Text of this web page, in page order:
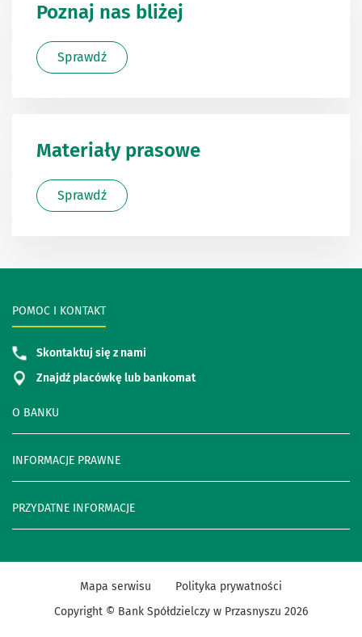
Poznaj nas bliżej
Sprawdź
Materiały prasowe
Sprawdź
O BANKU
INFORMACJE PRAWNE
PRZYDATNE INFORMACJE
POMOC I KONTAKT
Skontaktuj się z nami
Znajdź placówkę lub bankomat
Mapa serwisu
Polityka prywatności
Copyright © Bank Spółdzielczy w Przasnyszu 2026